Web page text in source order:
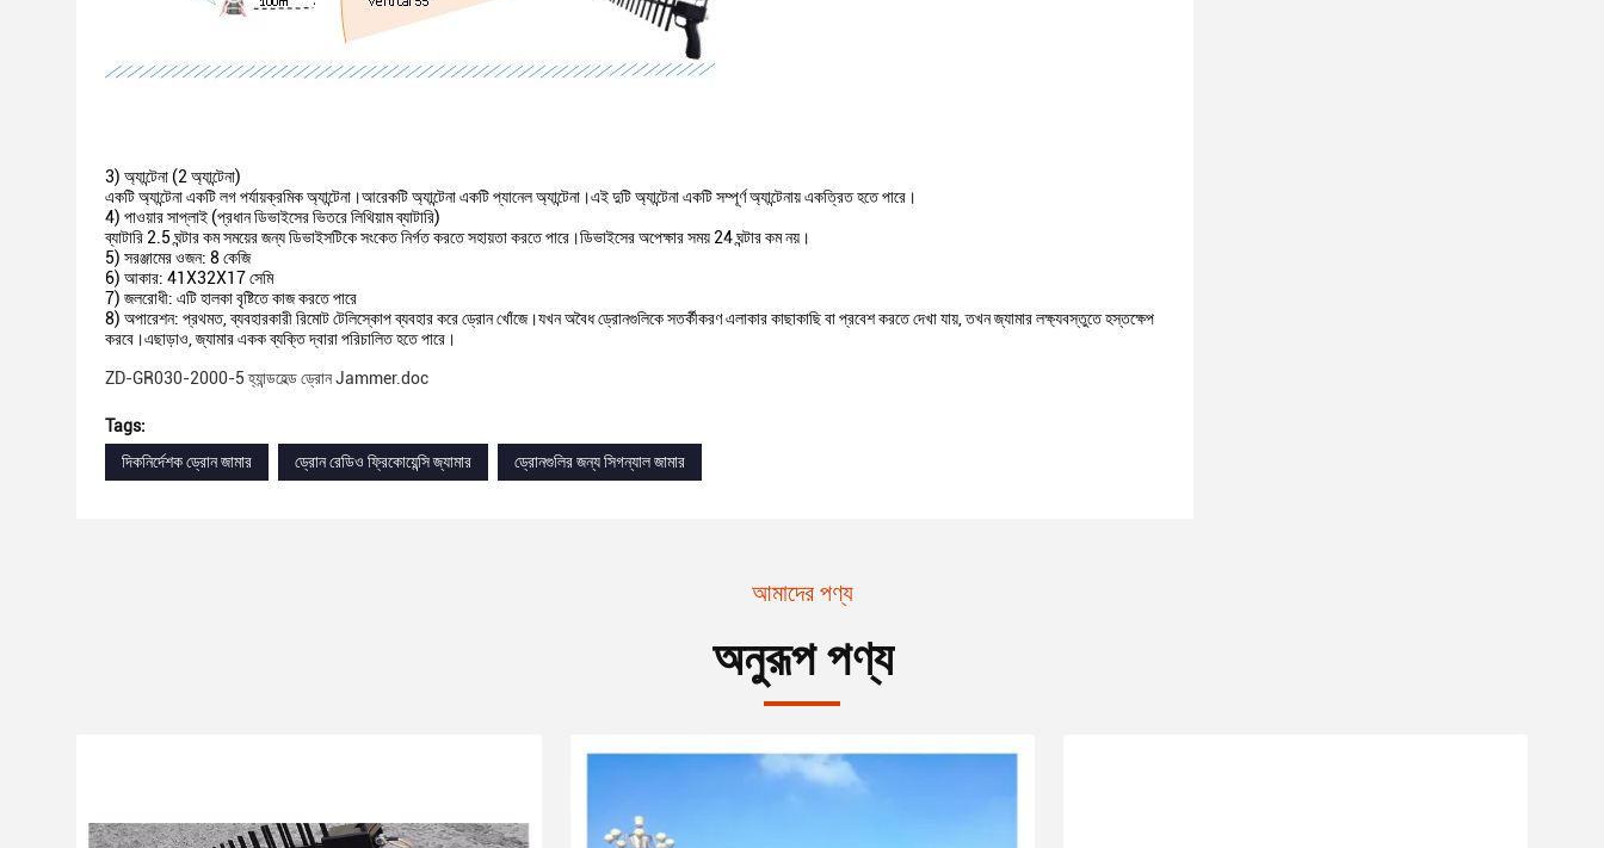
3) অ্যান্টেনা (2 অ্যান্টেনা)
একটি অ্যান্টেনা একটি লগ পর্যায়ক্রমিক অ্যান্টেনা।আরেকটি অ্যান্টেনা একটি প্যানেল অ্যান্টেনা।এই দুটি অ্যান্টেনা একটি সম্পূর্ণ অ্যান্টেনায় একত্রিত হতে পারে।
4) পাওয়ার সাপ্লাই (প্রধান ডিভাইসের ভিতরে লিথিয়াম ব্যাটারি)
ব্যাটারি 2.5 ঘন্টার কম সময়ের জন্য ডিভাইসটিকে সংকেত নির্গত করতে সহায়তা করতে পারে।ডিভাইসের অপেক্ষার সময় 24 ঘন্টার কম নয়।
5) সরঞ্জামের ওজন: 8 কেজি
6) আকার: 41X32X17 সেমি
7) জলরোধী: এটি হালকা বৃষ্টিতে কাজ করতে পারে
8) অপারেশন: প্রথমত, ব্যবহারকারী রিমোট টেলিস্কোপ ব্যবহার করে ড্রোন খোঁজে।যখন অবৈধ ড্রোনগুলিকে সতর্কীকরণ এলাকার কাছাকাছি বা প্রবেশ করতে দেখা যায়, তখন জ্যামার লক্ষ্যবস্তুতে হস্তক্ষেপ
করবে।এছাড়াও, জ্যামার একক ব্যক্তি দ্বারা পরিচালিত হতে পারে।
ZD-GR030-2000-5 হ্যান্ডহেল্ড ড্রোন Jammer.doc
Tags:
দিকনির্দেশক ড্রোন জামার
ড্রোন রেডিও ফ্রিকোয়েন্সি জ্যামার ড্রোনগুলির জন্য সিগন্যাল জামার
আমাদের পণ্য
অনুরূপ পণ্য